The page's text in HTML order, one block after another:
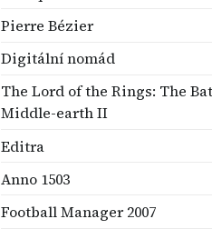
Pierre Bézier
Digitální nomád
The Lord of the Rings: The
Middle-earth II
Editra
Anno 1503
Football Manager 2007